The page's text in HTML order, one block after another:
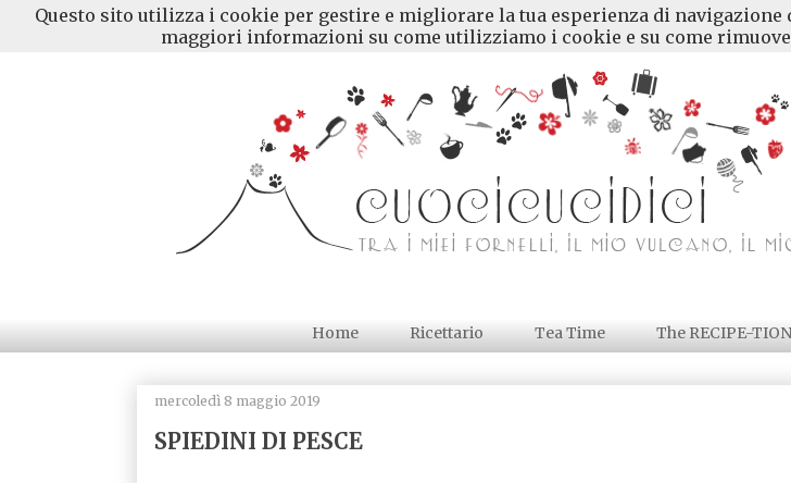
Home Ricettario Tea Time The RECIPE-
mercoledì 8 maggio 2019
SPIEDINI DI PESCE
Questo sito utilizza i cookie per gestire e migliorare la tua esperienza di
maggiori informazioni su come utilizziamo i cookie e su come